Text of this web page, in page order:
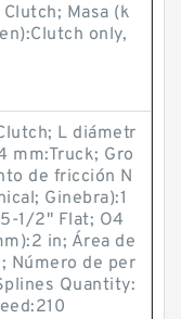
Masa (k
only,
L diámetr
mm:Truck; Gro
de fricción N
Ginebra):1
1/2" Flat; O4
in; Área de
Número de per
Quantity: